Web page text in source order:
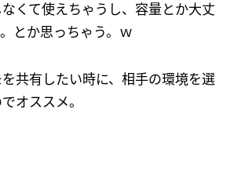
くて使えちゃうし、容量とか大丈
とか思っちゃう。ｗ
共有したい時に、相手の環境を選
オススメ。